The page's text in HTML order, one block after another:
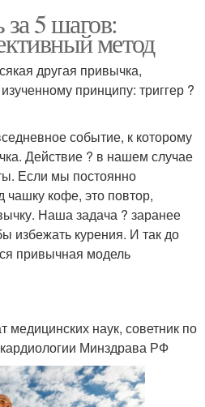
5 шагов:
метод
другая привычка,
принципу: триггер ?
событие, к которому
Действие ? в нашем случае
Если мы постоянно
чашку кофе, это повтор,
Наша задача ? заранее
избежать курения. И так до
привычная модель
медицинских наук, советник по
Минздрава РФ